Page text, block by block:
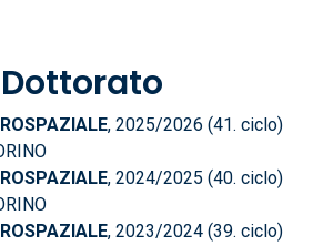
, 2025/2026 (41. ciclo)
, 2024/2025 (40. ciclo)
, 2023/2024 (39. ciclo)